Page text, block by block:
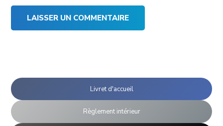
Livret d'accueil
Règlement intérieur